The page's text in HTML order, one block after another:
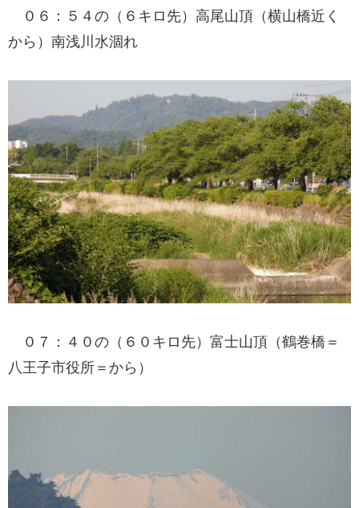
０６：５４の（６キロ先）高尾山頂（横山橋近く
から）南浅川水涸れ
０７：４０の（６０キロ先）富士山頂（鶴巻橋＝
八王子市役所＝から）